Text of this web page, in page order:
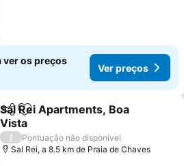
ver os preços
Ver preços
PartilharAdicionar aos favoritos
Sal Rei Apartments, Boa
Vista
Ver preços
/
Pontuação não disponível
Sal Rei, a 8.5 km de Praia de Chaves